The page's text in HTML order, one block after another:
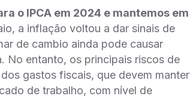
o IPCA em 2024 e mantemos em
a inflação voltou a dar sinais de
de cambio ainda pode causar
No entanto, os principais riscos de
gastos fiscais, que devem manter
de trabalho, com nível de